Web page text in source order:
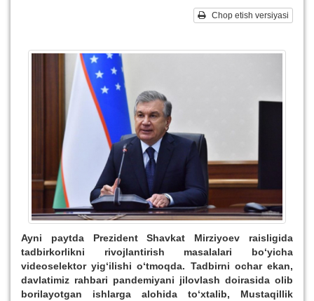
Chop etish versiyasi
Ayni paytda Prezident Shavkat Mirziyoev raisligida
tadbirkorlikni rivojlantirish masalalari bo‘yicha
videoselektor yig‘ilishi o‘tmoqda. Tadbirni ochar ekan,
davlatimiz rahbari pandemiyani jilovlash doirasida olib
borilayotgan ishlarga alohida to‘xtalib, Mustaqillik